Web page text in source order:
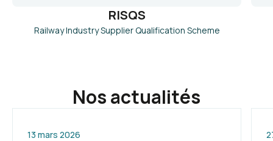
RISQS
Railway Industry Supplier Qualification Scheme
Nos actualités
13 mars 2026